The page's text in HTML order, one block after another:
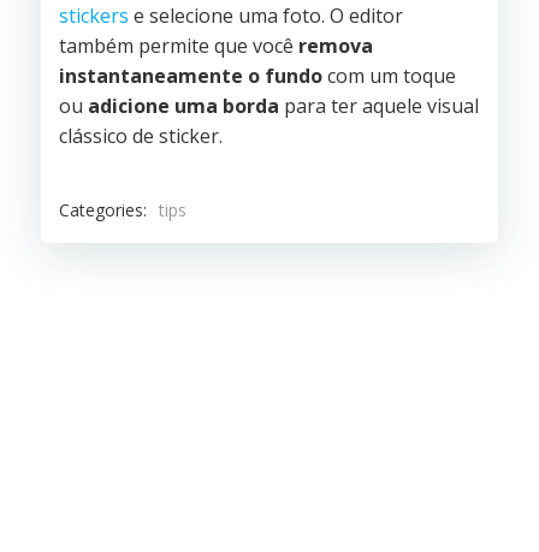
stickers e selecione uma foto. O editor
também permite que você remova
instantaneamente o fundocom um toque
ou adicione uma borda para ter aquele visual
clássico de sticker.
Categories: tips